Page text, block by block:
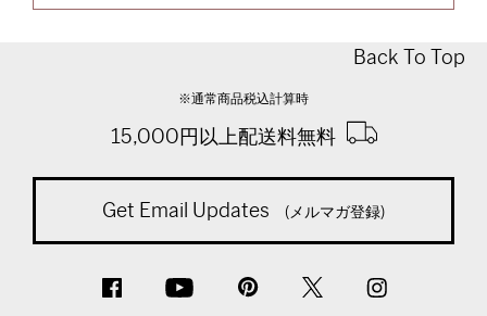
Back To Top
※通常商品税込計算時
15,000円以上配送料無料
Get Email Updates (メルマガ登録)